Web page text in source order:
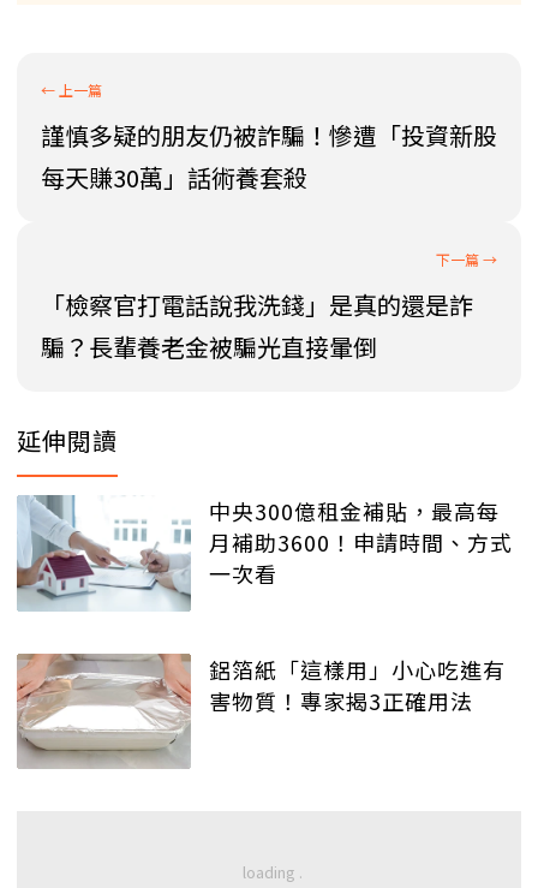
謹慎多疑的朋友仍被詐騙！慘遭「投資新股
每天賺30萬」話術養套殺
「檢察官打電話說我洗錢」是真的還是詐
騙？長輩養老金被騙光直接暈倒
延伸閱讀
中央300億租金補貼，最高每
月補助3600！申請時間、方式
一次看
鋁箔紙「這樣用」小心吃進有
害物質！專家揭3正確用法